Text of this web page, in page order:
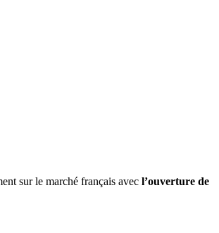
sur le marché français avec l’ouverture de